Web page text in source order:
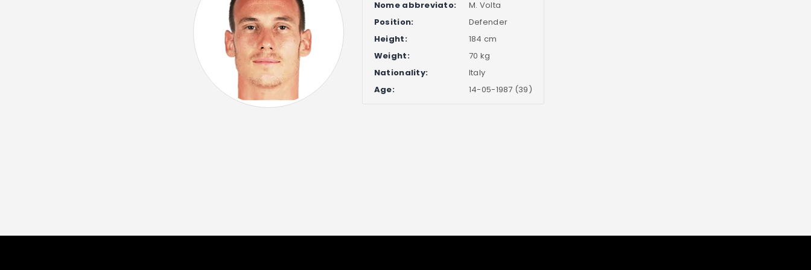
Nome abbreviato:
M. Volta
Position:
Defender
Height:
184 cm
Weight:
70 kg
Nationality:
Italy
Age:
14-05-1987 (39)